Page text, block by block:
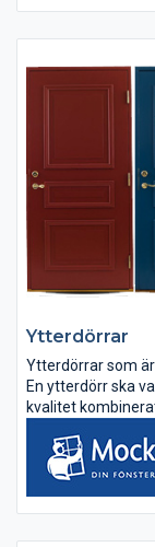
Ytterdörrar
Ytterdörrar som
En ytterdörr ska
kvalitet